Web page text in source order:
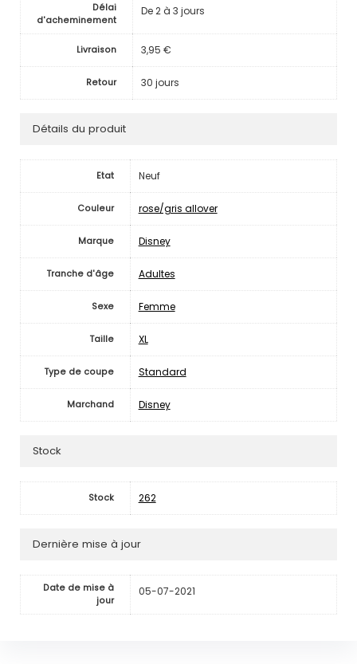
Délai
d'acheminement
De 2 à 3 jours
Livraison 3,95 €
Retour 30 jours
Détails du produit
Etat Neuf
Couleur rose/gris allover
Marque Disney
Tranche d'âge Adultes
Sexe Femme
Taille XL
Type de coupe Standard
Marchand Disney
Stock
Stock 262
Dernière mise à jour
Date de mise à
jour
05-07-2021